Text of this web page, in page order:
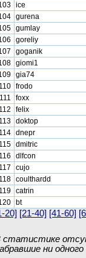
ice
gurena
gumlay
goreliy
goganik
giomi1
gia74
110 frodo
111
foxx
112
felix
113 doktop
114 dnepr
115 dmitric
116
dlfcon
117
cujo
118 coulthardd
119 catrin
bt
20] [21-40] [41-60]
статистике
ни одного